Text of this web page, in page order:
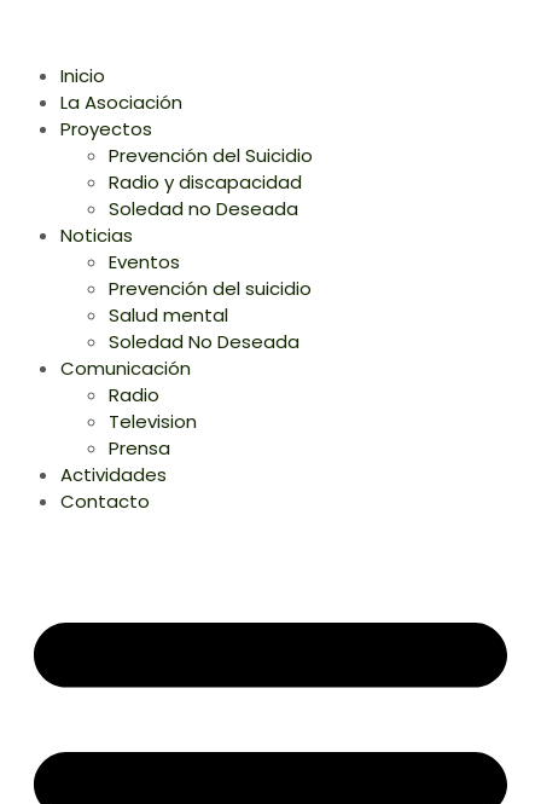
Inicio
La Asociación
Proyectos
Prevención del Suicidio
Radio y discapacidad
Soledad no Deseada
Noticias
Eventos
Prevención del suicidio
Salud mental
Soledad No Deseada
Comunicación
Radio
Television
Prensa
Actividades
Contacto